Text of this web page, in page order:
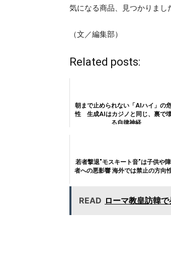
気になる商品、見つかりまし
（文／編集部）
Related posts:
朝まで止められない「AIハイ」の
性 生成AIはカジノと同じ、裏で
る自律神経
若者撃退"モスキート音"は子供や
者への悪影響 海外では禁止の方向
READ ローマ教皇訪韓